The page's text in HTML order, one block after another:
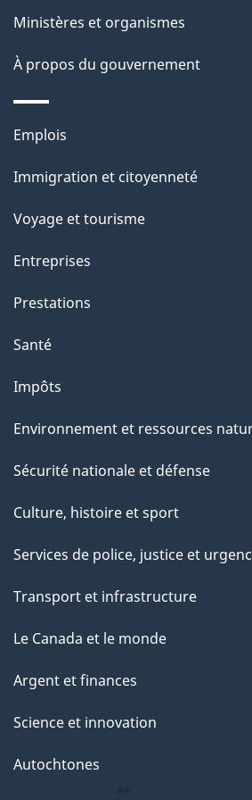
p
a
g
e
Ministères et organismes
À propos du gouvernement
Thèmes
sujets
Emplois
Immigration et citoyenneté
Voyage et tourisme
Entreprises
Prestations
Santé
Impôts
Environnement et ressources
Sécurité nationale et défense
Culture, histoire et sport
Services de police, justice et
Transport et infrastructure
Le Canada et le monde
Argent et finances
Science et innovation
Autochtones